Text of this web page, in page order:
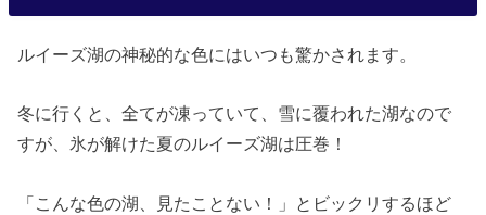
ルイーズ湖の神秘的な色にはいつも驚かされます。
冬に行くと、全てが凍っていて、雪に覆われた湖なので
すが、氷が解けた夏のルイーズ湖は圧巻！
「こんな色の湖、見たことない！」とビックリするほど